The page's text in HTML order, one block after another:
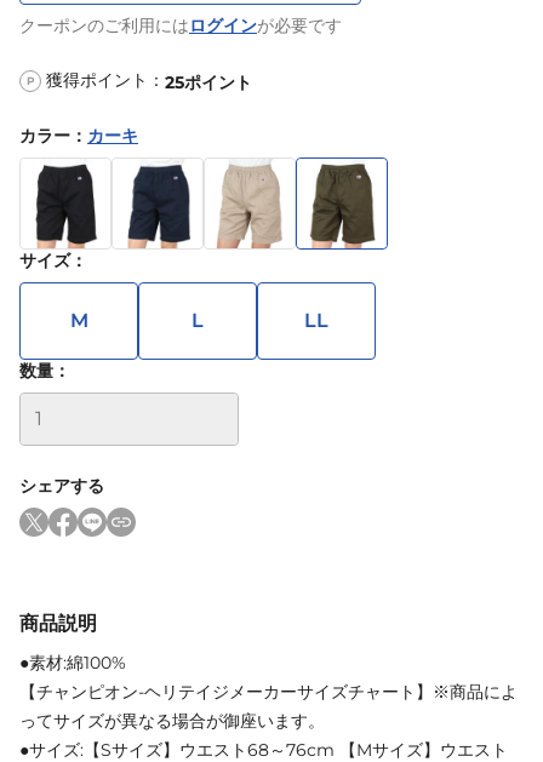
クーポンのご利用にはログインが必要です
P 獲得ポイント： 25ポイント
カラー ： カーキ
サイズ：
M L LL
数量：
シェアする
商品説明
●素材:綿100%
【チャンピオン-ヘリテイジメーカーサイズチャート】※商品によ
ってサイズが異なる場合が御座います。
●サイズ:【Sサイズ】ウエスト68～76cm 【Mサイズ】ウエスト